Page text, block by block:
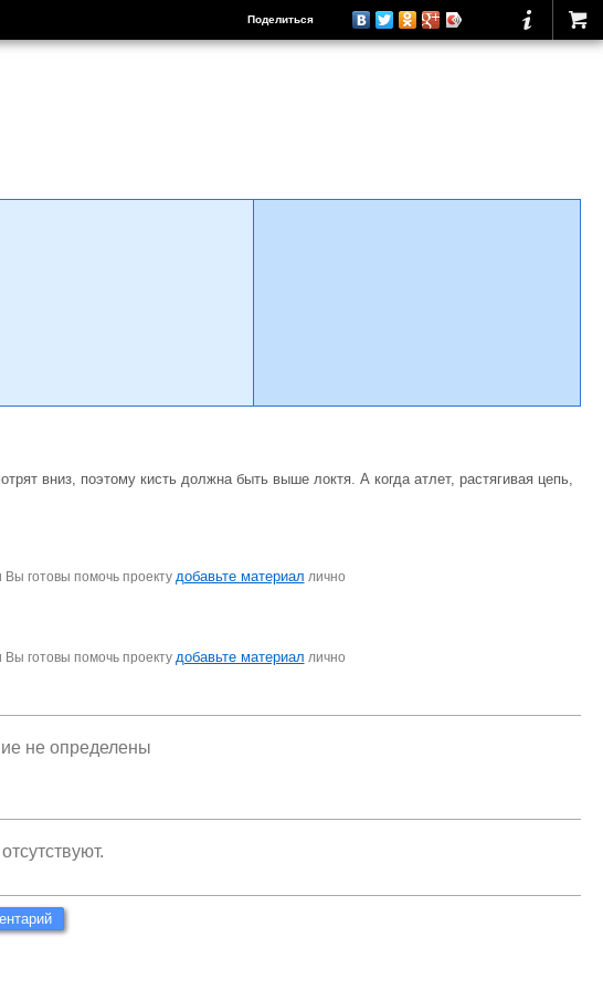
Поделиться
вниз, поэтому кисть должна быть выше локтя. А когда атлет, рас­тягивая цепь,
готовы помочь проекту добавьте материал лично
готовы помочь проекту добавьте материал лично
не определены